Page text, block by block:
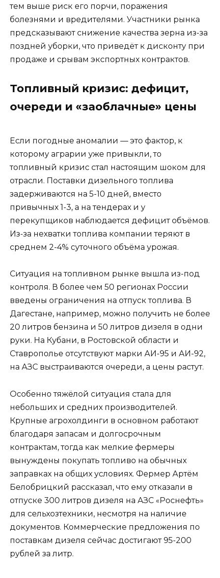
тем выше риск его порчи, поражения
болезнями и вредителями. Участники рынка
предсказывают снижение качества зерна из-за
поздней уборки, что приведёт к дисконту при
продаже и срывам экспортных контрактов.
Топливный кризис: дефицит,
очереди и «заоблачные» цены
Если погодные аномалии — это фактор, к
которому аграрии уже привыкли, то
топливный кризис стал настоящим шоком для
отрасли. Поставки дизельного топлива
задерживаются на 5-10 дней, вместо
привычных 1-3, а на тендерах и у
перекупщиков наблюдается дефицит объёмов.
Из-за нехватки топлива компании теряют в
среднем 2-4% суточного объёма урожая.
Ситуация на топливном рынке вышла из-под
контроля. В более чем 50 регионах России
введены ограничения на отпуск топлива. В
Дагестане, например, можно получить не более
20 литров бензина и 50 литров дизеля в одни
руки. На Кубани, в Ростовской области и
Ставрополье отсутствуют марки АИ-95 и АИ-92,
на АЗС выстраиваются очереди, а цены растут.
Особенно тяжёлой ситуация стала для
небольших и средних производителей.
Крупные агрохолдинги в основном работают
благодаря запасам и долгосрочным
контрактам, тогда как мелкие фермеры
вынуждены покупать топливо на обычных
заправках на общих условиях. Фермер Артём
Белобрицкий рассказал, что ему отказали в
отпуске 300 литров дизеля на АЗС «Роснефть»
для сельхозтехники, несмотря на наличие
документов. Коммерческие предложения по
поставкам дизеля сейчас достигают 95-200
рублей за литр.